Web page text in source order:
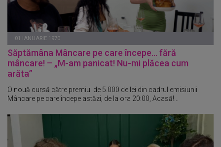
01 IANUARIE 1970
Săptămâna Mâncare pe care începe... fără
mâncare! – „M-am panicat! Nu-mi plăcea cum
arăta”
O nouă cursă către premiul de 5.000 de lei din cadrul emisiunii
Mâncare pe care începe astăzi, de la ora 20:00, Acasă!...